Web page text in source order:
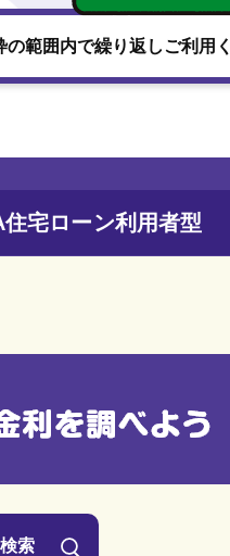
範囲内で繰り返しご利用
宅ローン利用者型
検索